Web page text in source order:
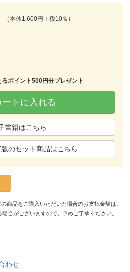
（本体1,600円＋税10％）
ポイント500円分プレゼント
トに入れる
書籍はこちら
のセット商品はこちら
商品をご購入いただいた場合のお支払金額は、
合がございますので、予めご了承ください。
わせ